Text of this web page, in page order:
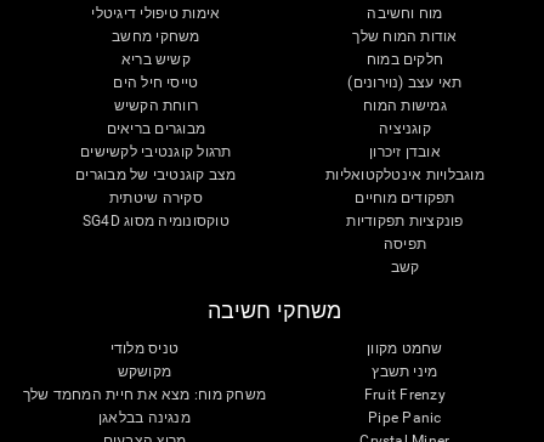
מוח וחשיבה
אודות המוח שלך
חלקים במוח
תאי עצב (נוירונים)
גמישות המוח
קוגניציה
אובדן זיכרון
מוגבלויות אינטלקטואליות
תפקודים מוחיים
פונקציות תפקודיות
תפיסה
קשב
אימות טיפולי דיגיטלי
משחקי מחשב
קשיש בריא
טייסי חיל הים
רווחת הקשיש
מבוגרים בריאים
תרגול קוגנטיבי לקשישים
מצב קוגנטיבי של מבוגרים
סקירה שיטתית
טוקסונומיה מסוג SG4D
משחקי חשיבה
שחמט מקוון
מיני תשבץ
Fruit Frenzy
Pipe Panic
טניס מלודי
מקושקש
משחק מוח: מצא את חיית המחמד שלך
מנגינה בבלאגן